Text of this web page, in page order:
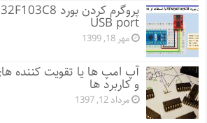
USB port
مهر 18, 1399
آپ امپ ها یا تقویت کننده
و کاربرد ها
مرداد 12, 1397